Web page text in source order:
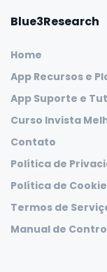
Blue3Research
Home
App Recursos e
App Suporte e
Curso Invista
Contato
Política de
Política de Cookie
Termos de
Manual de